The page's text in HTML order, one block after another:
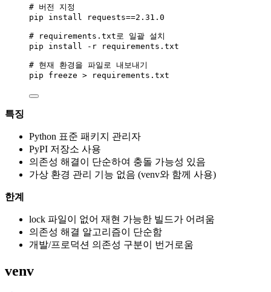
# 버전 지정
pip
install requests==2.31.0
# requirements.txt로 일괄 설치
pip
install -r requirements.txt
# 현재 환경을 파일로 내보내기
pip
freeze > requirements.txt
특징
Python 표준 패키지 관리자
PyPI 저장소 사용
의존성 해결이 단순하여 충돌 가능성 있음
가상 환경 관리 기능 없음 (venv와 함께 사용)
한계
lock 파일이 없어 재현 가능한 빌드가 어려움
의존성 해결 알고리즘이 단순함
개발/프로덕션 의존성 구분이 번거로움
venv